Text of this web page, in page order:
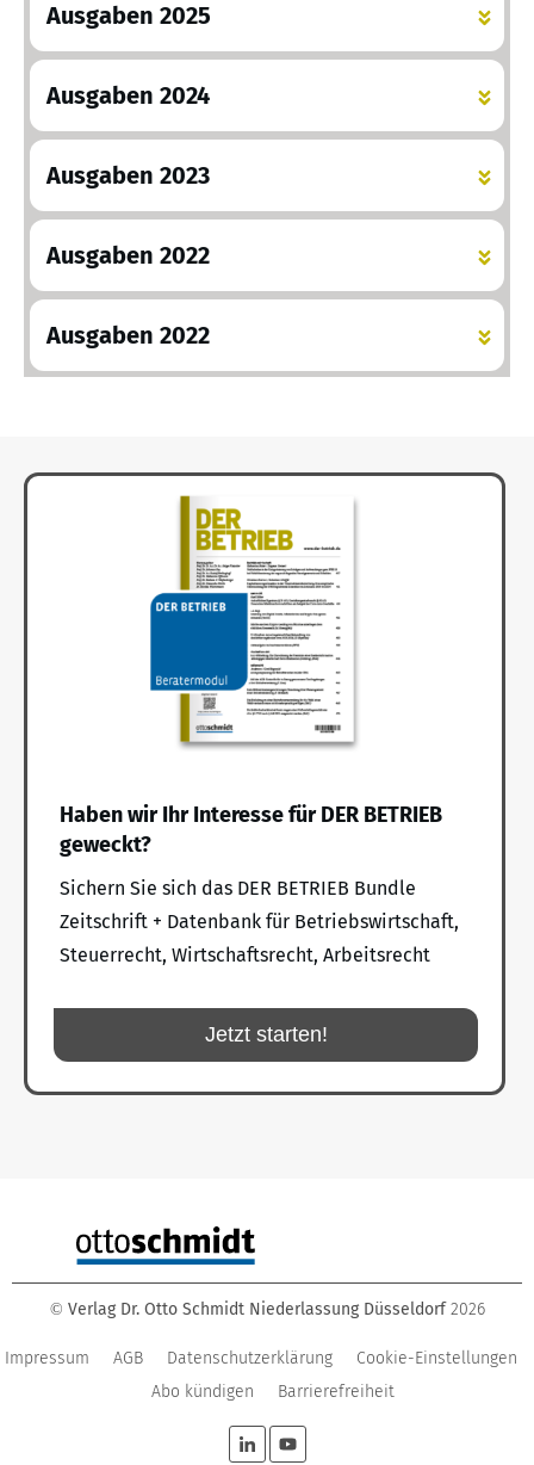
Ausgaben 2025
Ausgaben 2024
Ausgaben 2023
Ausgaben 2022
Ausgaben 2022
Haben wir Ihr Interesse für DER BETRIEB
geweckt?
Sichern Sie sich das DER BETRIEB Bundle
Zeitschrift + Datenbank für Betriebswirtschaft,
Steuerrecht, Wirtschaftsrecht, Arbeitsrecht
Jetzt starten!
© Verlag Dr. Otto Schmidt Niederlassung Düsseldorf 2026
Impressum AGB Datenschutzerklärung
Cookie-Einstellungen
Abo kündigen
Barrierefreiheit